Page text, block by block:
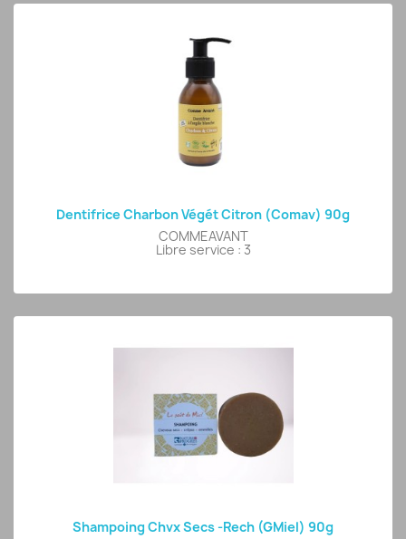
Dentifrice Charbon Végét Citron (comav) 90g
COMMEAVANT
Libre service : 3
Shampoing Chvx Secs -Rech (GMiel) 90g